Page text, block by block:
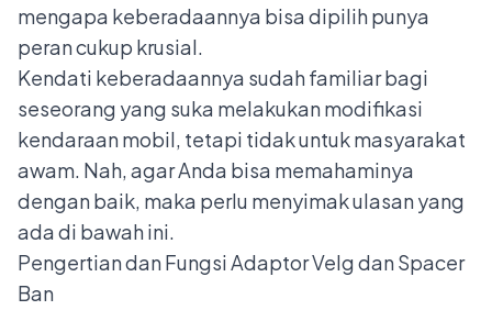
mengapa keberadaannya bisa dipilih punya
peran cukup krusial.
Kendati keberadaannya sudah familiar bagi
seseorang yang suka melakukan modifikasi
kendaraan mobil, tetapi tidak untuk masyarakat
awam. Nah, agar Anda bisa memahaminya
dengan baik, maka perlu menyimak ulasan yang
ada di bawah ini.
Pengertian dan Fungsi Adaptor Velg dan Spacer
Ban